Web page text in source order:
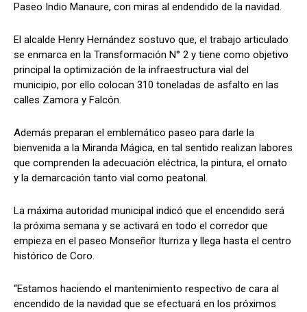
Paseo Indio Manaure, con miras al endendido de la navidad.
El alcalde Henry Hernández sostuvo que, el trabajo articulado
se enmarca en la Transformación N° 2 y tiene como objetivo
principal la optimización de la infraestructura vial del
municipio, por ello colocan 310 toneladas de asfalto en las
calles Zamora y Falcón.
Además preparan el emblemático paseo para darle la
bienvenida a la Miranda Mágica, en tal sentido realizan labores
que comprenden la adecuación eléctrica, la pintura, el ornato
y la demarcación tanto vial como peatonal.
La máxima autoridad municipal indicó que el encendido será
la próxima semana y se activará en todo el corredor que
empieza en el paseo Monseñor Iturriza y llega hasta el centro
histórico de Coro.
“Estamos haciendo el mantenimiento respectivo de cara al
encendido de la navidad que se efectuará en los próximos